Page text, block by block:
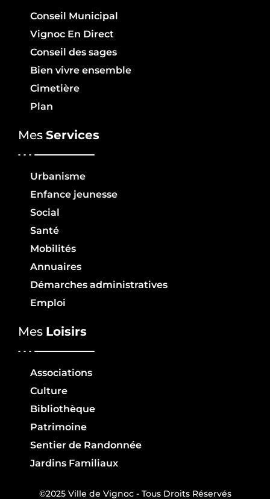
Conseil Municipal
Vignoc En Direct
Conseil des sages
Bien vivre ensemble
Cimetière
Plan
Mes Services
Urbanisme
Enfance jeunesse
Social
Santé
Mobilités
Annuaires
Démarches administratives
Emploi
Mes Loisirs
Associations
Culture
Bibliothèque
Patrimoine
Sentier de Randonnée
Jardins Familiaux
©2025 Ville de Vignoc - Tous Droits Réservés